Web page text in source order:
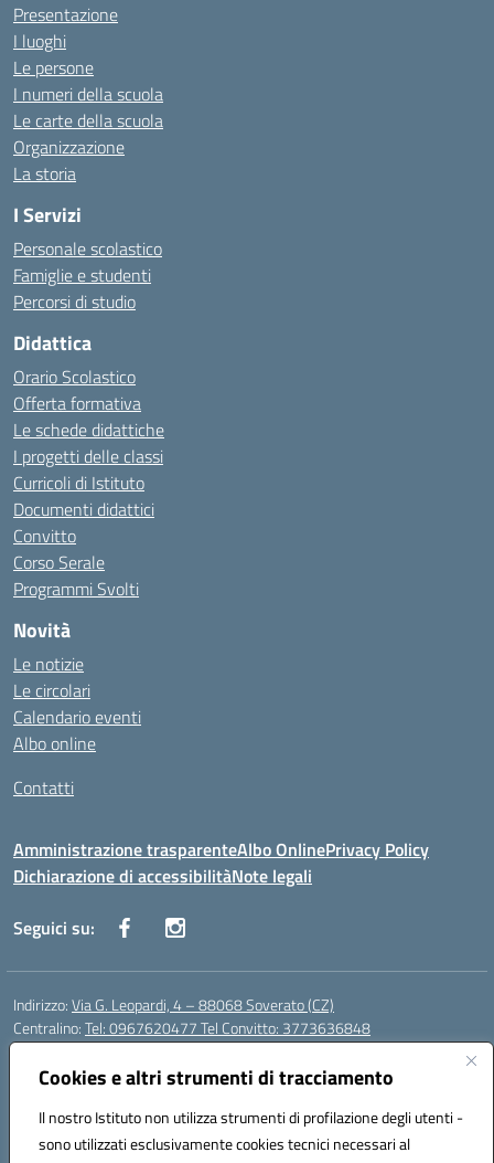
Cookies e altri strumenti di tracciamento
Il nostro Istituto non utilizza strumenti di profilazione degli utenti -
sono utilizzati esclusivamente cookies tecnici necessari al
Presentazione
I luoghi
Le persone
I numeri della scuola
Le carte della scuola
Organizzazione
La storia
I Servizi
Personale scolastico
Famiglie e studenti
Percorsi di studio
Didattica
Orario Scolastico
Offerta formativa
Le schede didattiche
I progetti delle classi
Curricoli di Istituto
Documenti didattici
Convitto
Corso Serale
Programmi Svolti
Novità
Le notizie
Le circolari
Calendario eventi
Albo online
Contatti
Amministrazione trasparenteAlbo OnlinePrivacy Policy
Dichiarazione di accessibilitàNote legali
Seguici su:
Indirizzo:Via G. Leopardi, 4 – 88068 Soverato (CZ)
Centralino:Tel: 0967620477 Tel Convitto: 3773636848
Email:
Posta elettronica certificata (PEC):czrh04000q@pec.istruzione.it
Codice fiscale: 84000690796
Codice meccanografico:CZRH04000Q